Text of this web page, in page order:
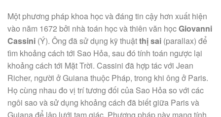
Một phương pháp khoa học và đáng tin cậy hơn xuất hiện
vào năm 1672 bởi nhà toán học và thiên văn họcGiovanni
Cassini (Ý). Ông đã sử dụng kỹ thuậtthị sai (parallax) để
tìm khoảng cách tới Sao Hỏa, sau đó tính toán ngược lại
khoảng cách tới Mặt Trời. Cassini đã hợp tác với Jean
Richer, người ở Guiana thuộc Pháp, trong khi ông ở Paris.
Họ cùng nhau đo vị trí tương đối của Sao Hỏa so với các
ngôi sao và sử dụng khoảng cách đã biết giữa Paris và